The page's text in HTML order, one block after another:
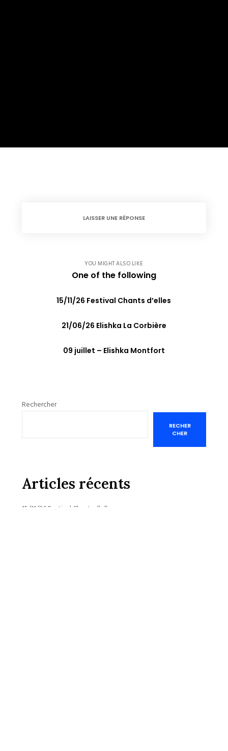
LAISSER UNE RÉPONSE
YOU MIGHT ALSO LIKE
One of the following
15/11/26 Festival Chants d’elles
21/06/26 Elishka La Corbière
09 juillet – Elishka Montfort
Rechercher
RECHER
CHER
Articles récents
15/11/26 Festival Chants d’elles